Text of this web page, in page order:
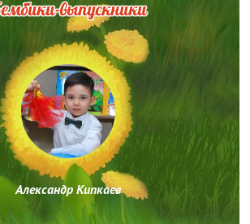
выпускники
Александр Кипкаев